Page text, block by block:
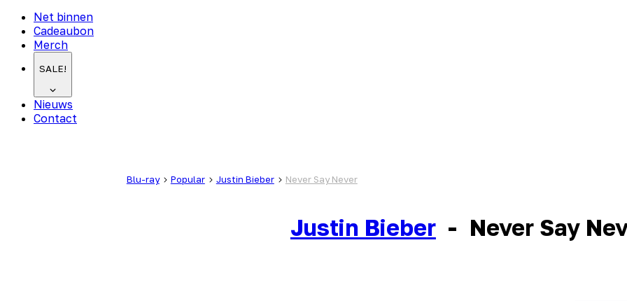
Net binnen
Cadeaubon
Merch
SALE!
Nieuws
Contact
Blu-ray Popular Justin Bieber Never Say Never
Justin Bieber- Never Say